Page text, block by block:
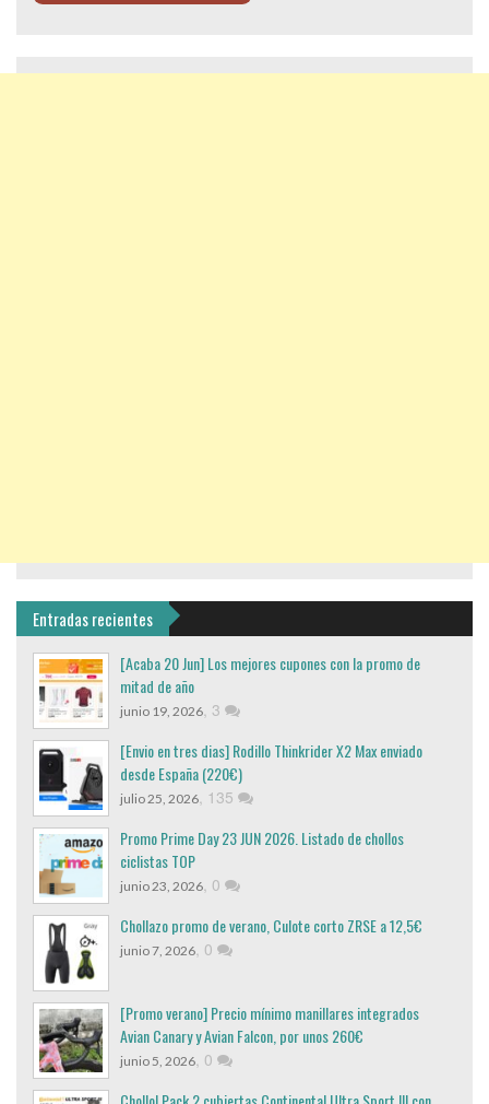
Entradas recientes
[Acaba 20 Jun] Los mejores cupones con la promo de
mitad de año
junio 19, 2026, 3
[Envio en tres dias] Rodillo Thinkrider X2 Max enviado
desde España (220€)
julio 25, 2026, 135
Promo Prime Day 23 JUN 2026. Listado de chollos
ciclistas TOP
junio 23, 2026, 0
Chollazo promo de verano, Culote corto ZRSE a 12,5€
junio 7, 2026, 0
[Promo verano] Precio mínimo manillares integrados
Avian Canary y Avian Falcon, por unos 260€
junio 5, 2026, 0